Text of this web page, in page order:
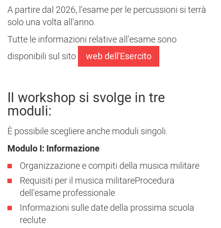
A partire dal 2026, l'esame per le percussioni si terrà
solo una volta all'anno.
Tutte le informazioni relative all'esame sono
disponibili sul sito
web dell'Esercito
Il workshop si svolge in tre
moduli:
È possibile scegliere anche moduli singoli.
Modulo I: Informazione
Organizzazione e compiti della musica militare
Requisiti per il musica militareProcedura
dell'esame professionale
Informazioni sulle date della prossima scuola
reclute